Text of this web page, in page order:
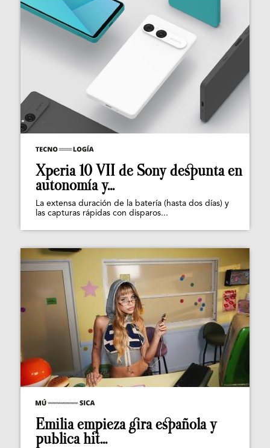
Xperia 10 VII de Sony despunta en
autonomía y...
La extensa duración de la batería (hasta dos días) y
las capturas rápidas con disparos...
Emilia empieza gira española y
publica hit...